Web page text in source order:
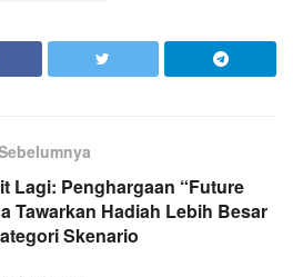
Lagi: Penghargaan “Future
Tawarkan Hadiah Lebih Besar
Skenario